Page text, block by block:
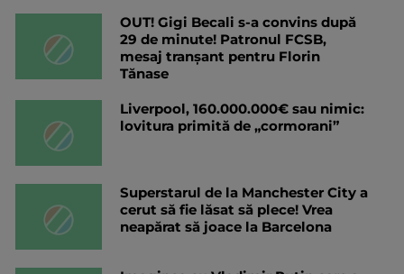
OUT! Gigi Becali s-a convins după
29 de minute! Patronul FCSB,
mesaj tranșant pentru Florin
Tănase
Liverpool, 160.000.000€ sau nimic:
lovitura primită de „cormorani”
Superstarul de la Manchester City a
cerut să fie lăsat să plece! Vrea
neapărat să joace la Barcelona